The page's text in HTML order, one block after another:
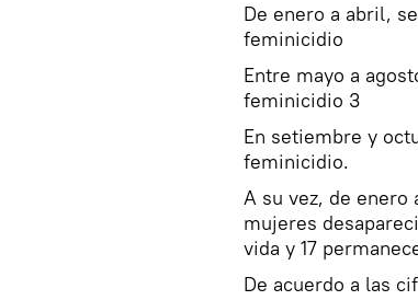
De enero a abril,
feminicidio
Entre mayo a
feminicidio 3
En setiembre y
feminicidio.
A su vez, de enero
mujeres
vida y 17
De acuerdo a las